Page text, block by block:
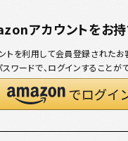
アカウントをお
トを利用して会員登録された
スワードで、ログインすることが